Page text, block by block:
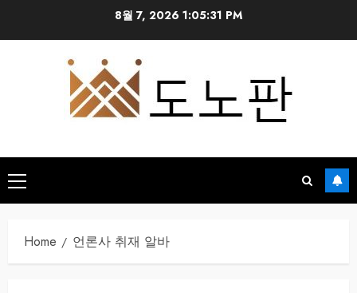
8월 7, 2026 1:05:32 PM
Primary
Menu
Home 언론사 취재 알바